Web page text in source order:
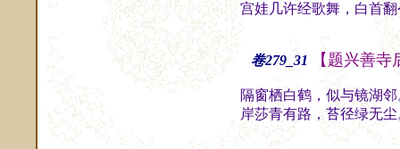
宫娃几许经歌舞，白首
卷279_31 【题兴善寺
隔窗栖白鹤，似与镜湖
岸莎青有路，苔径绿无